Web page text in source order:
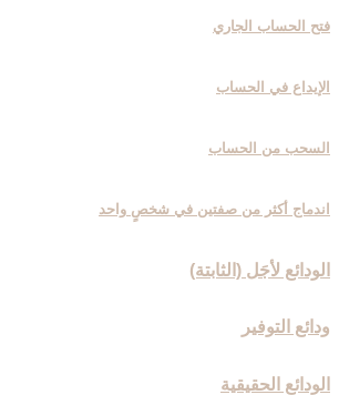
فتح الحساب الجاري
الإيداع في الحساب
السحب من الحساب
اندماج أكثر من صفتين في شخصٍ واحد
الودائع لأجَل (الثابتة)
ودائع التوفير
الودائع الحقيقية